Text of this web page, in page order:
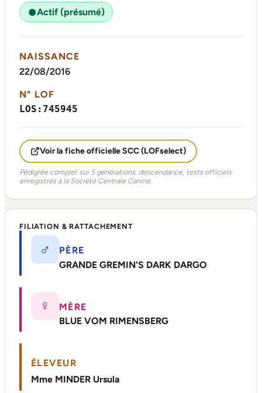
●Actif (présumé)
NAISSANCE
22/08/2016
N° LOF
LOS:745945
Voir la fiche officielle SCC (LOFselect)
Pédigrée complet sur 5 générations, descendance, tests officiels
enregistrés à la Société Centrale Canine.
FILIATION & RATTACHEMENT
♂
PÈRE
GRANDE GREMIN'S DARK DARGO
♀
MÈRE
BLUE VOM RIMENSBERG
ÉLEVEUR
Mme MINDER Ursula